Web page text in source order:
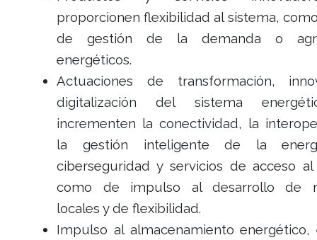
proporcionen flexibilidad al sistema,
de gestión de la demanda o
energéticos.
Actuaciones de transformación,
digitalización del sistema
incrementen la conectividad, la
la gestión inteligente de la
ciberseguridad y servicios de acceso
como de impulso al desarrollo de
locales y de flexibilidad.
Impulso al almacenamiento energético,